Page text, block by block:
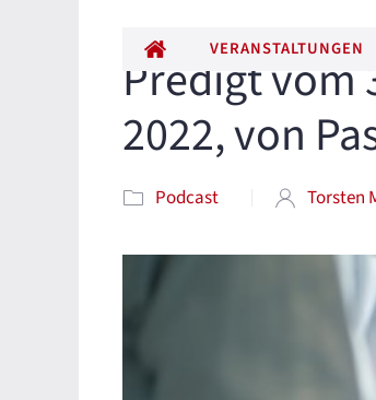
ALLE BEITRÄGE
VERANSTALTUNGEN
Predigt vom
2022, von
Podcast Torsten